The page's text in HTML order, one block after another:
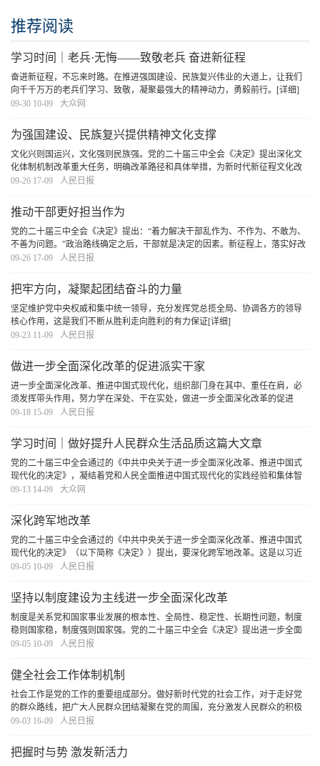
推荐阅读
学习时间｜老兵·无悔——致敬老兵 奋进新征程
奋进新征程，不忘来时路。在推进强国建设、民族复兴伟业的大道上，让我们
向千千万万的老兵们学习、致敬，凝聚最强大的精神动力，勇毅前行。 [详细]
09-30 10-09
大众网
为强国建设、民族复兴提供精神文化支撑
文化兴则国运兴，文化强则民族强。党的二十届三中全会《决定》提出深化文
化体制机制改革重大任务，明确改革路径和具体举措，为新时代新征程文化改
革发展提供了根本遵循。我们要坚持以习近平文化思想为引领，深入贯彻落实
09-26 17-09 人民日报
推动干部更好担当作为
党的二十届三中全会《决定》提出：“着力解决干部乱作为、不作为、不敢为、
不善为问题。”政治路线确定之后，干部就是决定的因素。新征程上，落实好改
革举措，必须有一支忠诚干净担当的高素质专业化干部队伍。建强干部队伍，
09-26 17-09 人民日报
把牢方向，凝聚起团结奋斗的力量
坚定维护党中央权威和集中统一领导，充分发挥党总揽全局、协调各方的领导
核心作用，这是我们不断从胜利走向胜利的有力保证[详细]
09-23 11-09
人民日报
做进一步全面深化改革的促进派实干家
进一步全面深化改革、推进中国式现代化，组织部门身在其中、重任在肩，必
须发挥带头作用，努力学在深处、干在实处，做进一步全面深化改革的促进
派、实干家。[详细]
09-18 15-09 人民日报
学习时间｜做好提升人民群众生活品质这篇大文章
党的二十届三中全会通过的《中共中央关于进一步全面深化改革、推进中国式
现代化的决定》，凝结着党和人民全面推进中国式现代化的实践经验和集体智
慧，强调进一步全面深化改革必须“聚焦提高人民生活品质”。习近平总书记多次
09-13 14-09 大众网
深化跨军地改革
党的二十届三中全会通过的《中共中央关于进一步全面深化改革、推进中国式
现代化的决定》（以下简称《决定》）提出，要深化跨军地改革。这是以习近
平同志为核心的党中央统筹发展和安全、富国和强军，着眼加快国防和军队现
09-05 10-09 人民日报
坚持以制度建设为主线进一步全面深化改革
制度是关系党和国家事业发展的根本性、全局性、稳定性、长期性问题，制度
稳则国家稳，制度强则国家强。党的二十届三中全会《决定》提出进一步全面
深化改革的重大原则，其中一条就是“坚持以制度建设为主线”。实现进一步全面
09-05 10-09 人民日报
健全社会工作体制机制
社会工作是党的工作的重要组成部分。做好新时代党的社会工作，对于走好党
的群众路线，把广大人民群众团结凝聚在党的周围，充分激发人民群众的积极
性、主动性、创造性，促进社会领域各类组织健康发展，激发和增强社会活
09-03 16-09 人民日报
把握时与势 激发新活力